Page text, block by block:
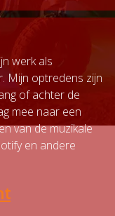
werk als
Mijn optredens zijn
of achter de
mee naar een
van de muzikale
en andere